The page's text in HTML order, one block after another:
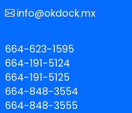
info@okdock.mx
664-623-1595
664-191-5124
664-191-5125
664-848-3554
664-848-3555